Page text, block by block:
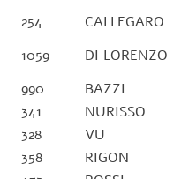
254
CALLEGARO
1059
DI LORENZO
990
BAZZI
341
NURISSO
328
VU
358
RIGON